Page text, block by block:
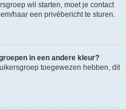
wil starten, moet je contact
haar een privébericht te sturen.
in een andere kleur?
toegewezen hebben, dit